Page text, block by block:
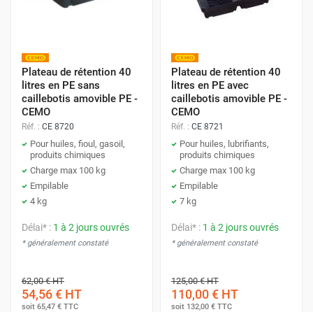
Plateau de rétention 40
litres en PE sans
caillebotis amovible PE -
CEMO
Réf. : CE 8720
Pour huiles, fioul, gasoil,
produits chimiques
Charge max 100 kg
Empilable
4 kg
Délai* : 1 à 2 jours ouvrés
* généralement constaté
62,00 €HT
54,56 € HT
soit 65,47 € TTC
Plateau de rétention 40
litres en PE avec
caillebotis amovible PE -
CEMO
Réf. : CE 8721
Pour huiles, lubrifiants,
produits chimiques
Charge max 100 kg
Empilable
7 kg
Délai* : 1 à 2 jours ouvrés
* généralement constaté
125,00 €HT
110,00 € HT
soit 132,00 € TTC